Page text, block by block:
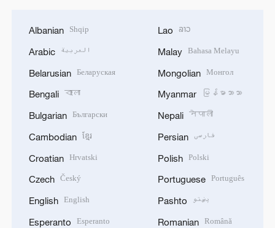
Albanian Shqip
Arabic العربية
Belarusian Беларуская
Bengali বাংলা
Bulgarian Български
Cambodian ខ្មែរ
Croatian Hrvatski
Czech Český
English English
Esperanto Esperanto
Lao ລາວ
Malay Bahasa Melayu
Mongolian Монгол
Myanmar မြန်မာဘာသာ
Nepali नेपाली
Persian فارسی
Polish Polski
Portuguese Português
Pashto پښتو
Romanian Română